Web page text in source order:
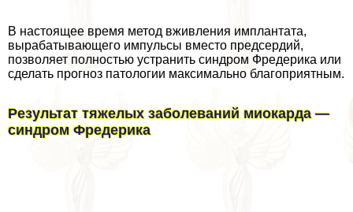
В настоящее время метод вживления имплантата,
выpaбатывающего импульсы вместо предсердий,
позволяет полностью устранить синдром Фредерика или
сделать прогноз патологии максимально благоприятным.
Результат тяжелых заболеваний миокарда —
синдром Фредерика